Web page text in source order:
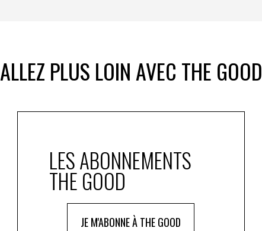
ALLEZ PLUS LOIN AVEC THE GOOD
LES ABONNEMENTS
THE GOOD
JE M'ABONNE À THE GOOD